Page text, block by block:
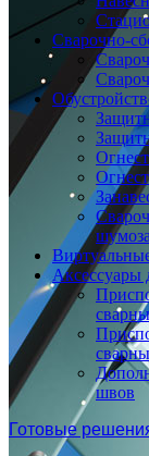
Сварочно-
Аксессуары
швов
Готовые